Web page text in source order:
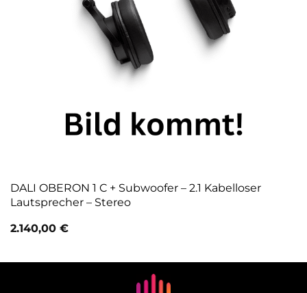
DALI OBERON 1 C + Subwoofer – 2.1 Kabelloser
Lautsprecher – Stereo
2.140,00 €